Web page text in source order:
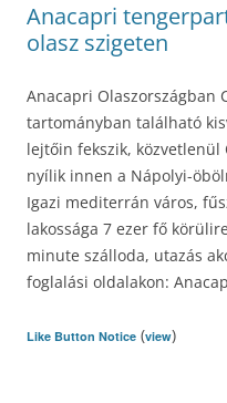
Anacapri
olasz szigeten
Anacapri Olaszországban
tartományban található
lejtőin fekszik, közvetlenül
nyílik innen a Nápolyi-
Igazi mediterrán város,
lakossága 7 ezer fő
minute szálloda, utazás
foglalási oldalakon:
Like Button Notice (view)